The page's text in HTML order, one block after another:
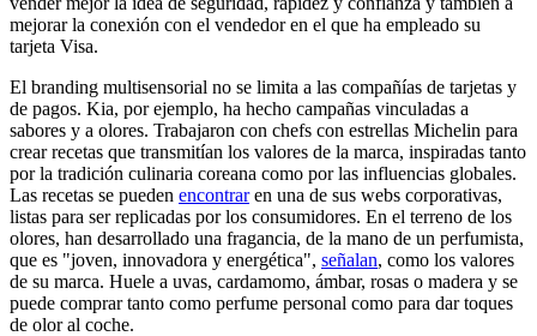
mejorar la conexión con el vendedor en el que ha empleado su
tarjeta Visa.
El branding multisensorial no se limita a las compañías de tarjetas y
de pagos. Kia, por ejemplo, ha hecho campañas vinculadas a
sabores y a olores. Trabajaron con chefs con estrellas Michelin para
crear recetas que transmitían los valores de la marca, inspiradas tanto
por la tradición culinaria coreana como por las influencias globales.
Las recetas se pueden encontraren una de sus webs corporativas,
listas para ser replicadas por los consumidores. En el terreno de los
olores, han desarrollado una fragancia, de la mano de un perfumista,
que es "joven, innovadora y energética", señalan, como los valores
de su marca. Huele a uvas, cardamomo, ámbar, rosas o madera y se
puede comprar tanto como perfume personal como para dar toques
de olor al coche.